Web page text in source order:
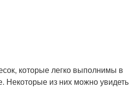
которые легко выполнимы в
Некоторые из них можно увидеть